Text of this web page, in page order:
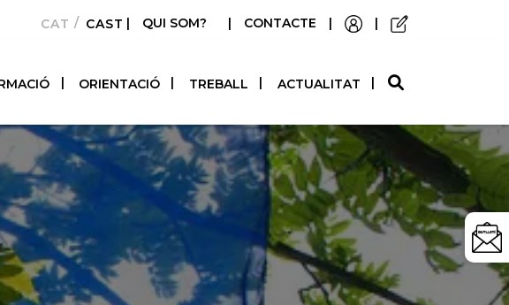
CATALÀCASTELLANO
| QUI SOM? | CONTACTE | |
ORIENTACIÓ TREBALL ACTUALITAT